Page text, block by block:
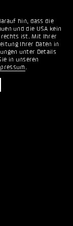
hin, dass die
und die USA kein
ist. Mit Ihrer
Ihrer Daten in
unter Details
in unseren
.